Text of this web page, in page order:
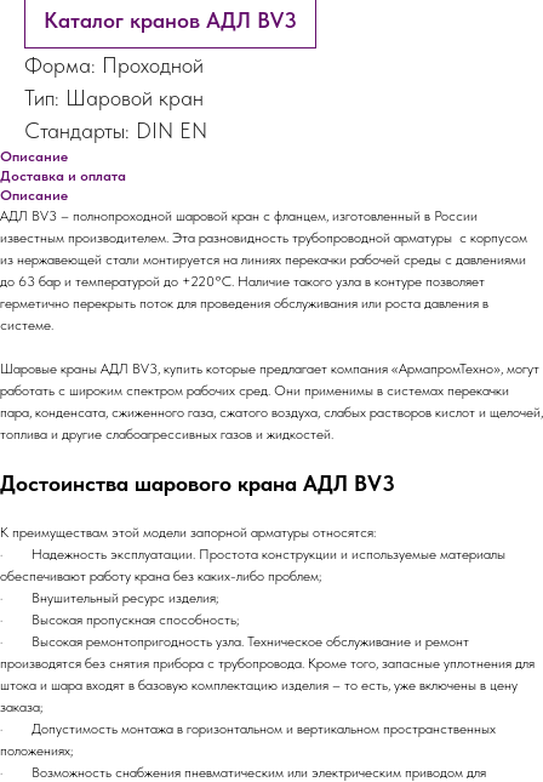
Каталог кранов АДЛ BV3
Форма: Проходной
Тип: Шаровой кран
Стандарты: DIN EN
Описание
Доставка и оплата
Описание
АДЛ BV3 – полнопроходной шаровой кран с фланцем, изготовленный в России
известным производителем. Эта разновидность трубопроводной арматуры с корпусом
из нержавеющей стали монтируется на линиях перекачки рабочей среды с давлениями
до 63 бар и температурой до +220°С. Наличие такого узла в контуре позволяет
герметично перекрыть поток для проведения обслуживания или роста давления в
системе.
Шаровые краны АДЛ BV3, купить которые предлагает компания «АрмапромТехно», могут
работать с широким спектром рабочих сред. Они применимы в системах перекачки
пара, конденсата, сжиженного газа, сжатого воздуха, слабых растворов кислот и щелочей,
топлива и другие слабоагрессивных газов и жидкостей.
Достоинства шарового крана АДЛ BV3
К преимуществам этой модели запорной арматуры относятся:
· Надежность эксплуатации. Простота конструкции и используемые материалы
обеспечивают работу крана без каких-либо проблем;
· Внушительный ресурс изделия;
· Высокая пропускная способность;
· Высокая ремонтопригодность узла. Техническое обслуживание и ремонт
производятся без снятия прибора с трубопровода. Кроме того, запасные уплотнения для
штока и шара входят в базовую комплектацию изделия – то есть, уже включены в цену
заказа;
· Допустимость монтажа в горизонтальном и вертикальном пространственных
положениях;
· Возможность снабжения пневматическим или электрическим приводом для